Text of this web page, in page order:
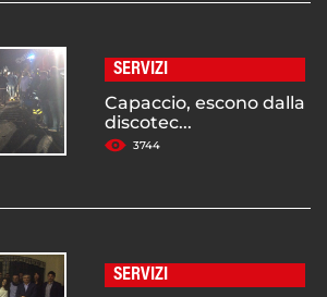
SERVIZI
Capaccio, escono dalla
discotec...
3744
SERVIZI